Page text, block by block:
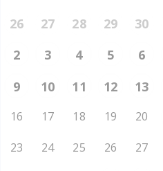
26 27 28 29 30
2
3 4 5 6
9
10 11 12 13
16 17 18 19 20
23 24 25 26 27